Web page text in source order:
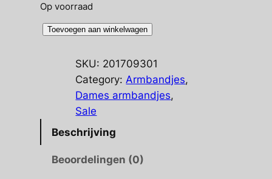
€ 11,95.
Op voorraad
lederen
Toevoegen aan winkelwagen
SKU: 201709301
Category:Armbandjes
Dames armbandjes
Sale
Beschrijving
Beoordelingen (0)